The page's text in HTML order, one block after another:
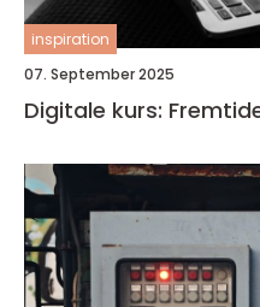
inspiration
07. September 2025
Digitale kurs: